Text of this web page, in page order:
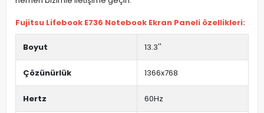
Fujitsu Lifebook E736 Notebook Ekran Paneli özellikleri:
Boyut 13.3''
Çözünürlük 1366x768
Hertz 60Hz